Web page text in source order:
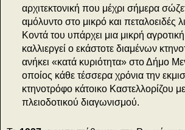
αρχιτεκτονική που μέχρι σήμερα
αμόλυντο στο μικρό και πεταλοειδές
Κοντά του υπάρχει μια μικρή
καλλιεργεί ο εκάστοτε διαμένων
ανήκει «κατά κυριότητα» στο Δήμο
οποίος κάθε τέσσερα χρόνια την
κτηνοτρόφο κάτοικο Καστελλορίζου
πλειοδοτικού διαγωνισμού.